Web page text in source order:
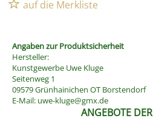
Angaben zur Produktsicherheit
Hersteller:
Kunstgewerbe Uwe Kluge
Seitenweg 1
09579 Grünhainichen OT Borstendorf
E-Mail: uwe-kluge@gmx.de
ANGEBOTE